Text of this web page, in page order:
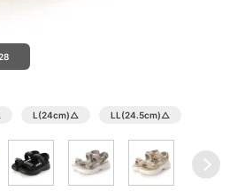
L(24cm)△ LL(24.5cm)△